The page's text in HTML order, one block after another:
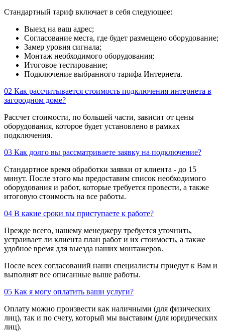
Стандартный тариф включает в себя следующее:
Выезд на ваш адрес;
Согласование места, где будет размещено оборудование;
Замер уровня сигнала;
Монтаж необходимого оборудования;
Итоговое тестирование;
Подключение выбранного тарифа Интернета.
02 Как рассчитывается стоимость подключения интернета в
загородном доме?
Рассчет стоимости, по большей части, зависит от цены
оборудования, которое будет установлено в рамках
подключения.
03 Как долго вы рассматриваете заявку на подключение?
Стандартное время обработки заявки от клиента - до 15
минут. После этого мы предоставим список необходимого
оборудования и работ, которые требуется провести, а также
итоговую стоимость на все работы.
04 В какие сроки вы приступаете к работе?
Прежде всего, нашему менеджеру требуется уточнить,
устраивает ли клиента план работ и их стоимость, а также
удобное время для выезда наших монтажеров.
После всех согласований наши специалисты приедут к Вам и
выполнят все описанные выше работы.
05 Как я могу оплатить ваши услуги?
Оплату можно произвести как наличными (для физических
лиц), так и по счету, который мы выставим (для юридических
лиц).